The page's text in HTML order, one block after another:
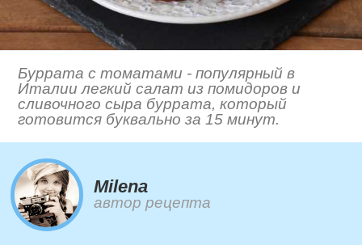
Буррата с томатами - популярный в
Италии легкий салат из помидоров и
сливочного сыра буррата, который
готовится буквально за 15 минут.
Milena
автор рецепта